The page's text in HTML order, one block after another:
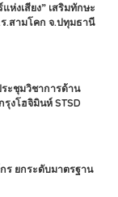
ห่งเสียง” เสริมทักษะ
.สามโคก จ.ปทุมธานี
ระชุมวิชาการด้าน
งโฮจิมินห์ STSD
ร ยกระดับมาตรฐาน